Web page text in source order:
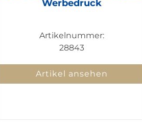
Werbedruck
Artikelnummer:
28843
Artikel ansehen